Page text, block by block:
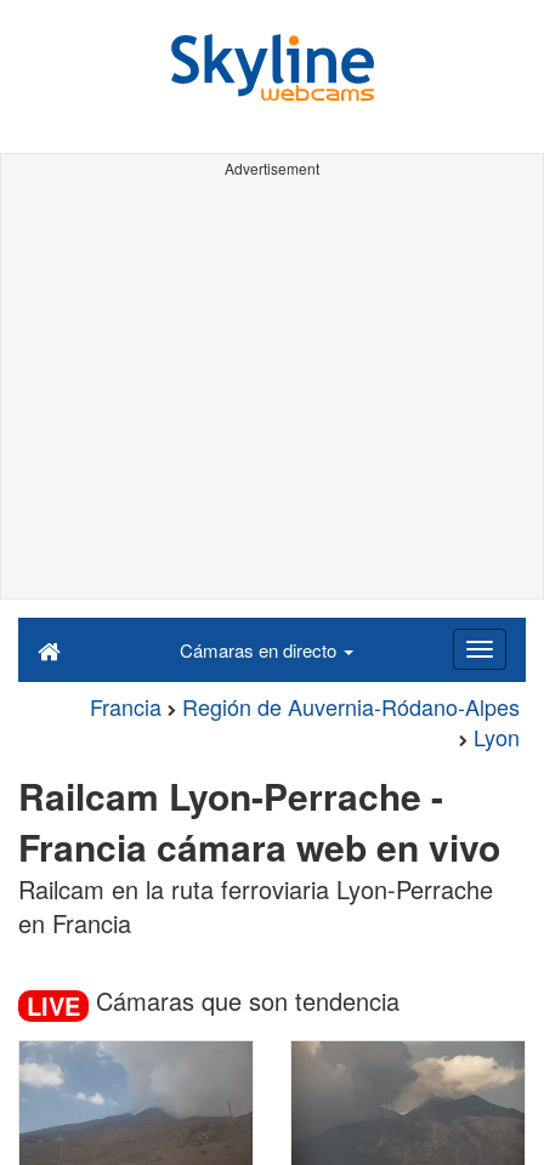
Advertisement
Cámaras en directo
Francia
Región de Auvernia-Ródano-Alpes
Lyon
Railcam Lyon-Perrache -
Francia cámara web en vivo
Railcam en la ruta ferroviaria Lyon-Perrache
en Francia
LIVE Cámaras que son tendencia